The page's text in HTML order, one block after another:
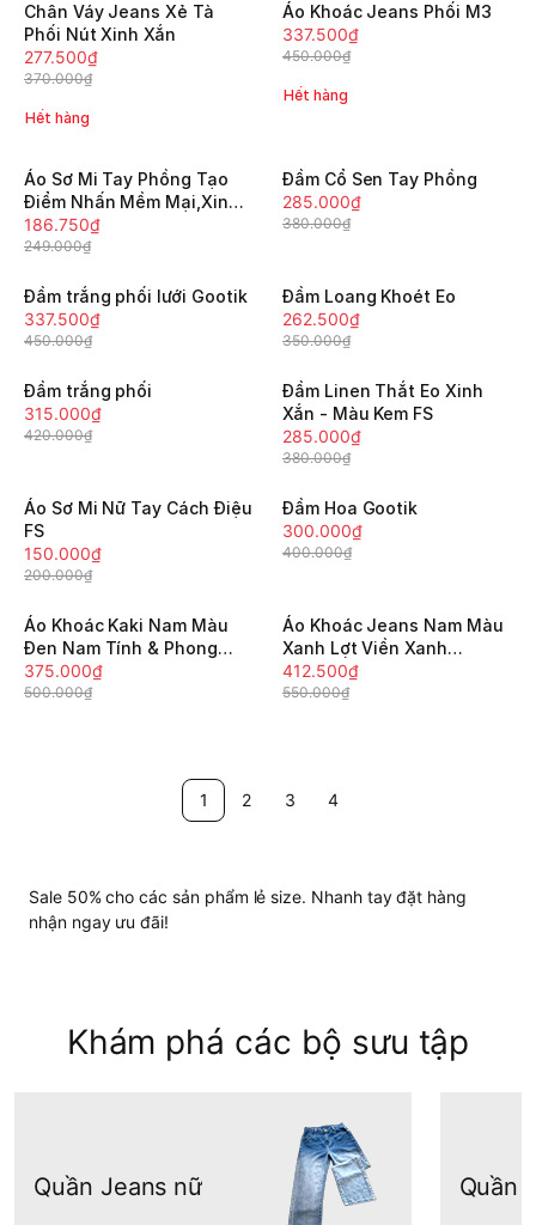
-25%
Chân Váy Jeans Xẻ Tà
Phối Nút Xinh Xắn
277.500₫
370.000₫
Hết hàng
-25%
Áo Khoác Jeans Phối M3
337.500₫
450.000₫
Hết hàng
-25%
Áo Sơ Mi Tay Phồng Tạo
Điểm Nhấn Mềm Mại,Xinh
Xắn-Gootik Fashion
186.750₫
249.000₫
-25%
Đầm Cổ Sen Tay Phồng
285.000₫
380.000₫
-25%
Đầm trắng phối lưới Gootik
337.500₫
450.000₫
-25%
Đầm Loang Khoét Eo
262.500₫
350.000₫
-25%
Đầm trắng phối
315.000₫
420.000₫
-25%
Đầm Linen Thắt Eo Xinh
Xắn - Màu Kem FS
285.000₫
380.000₫
-25%
Áo Sơ Mi Nữ Tay Cách Điệu
FS
150.000₫
200.000₫
-25%
Đầm Hoa Gootik
300.000₫
400.000₫
-25%
Áo Khoác Kaki Nam Màu
Đen Nam Tính & Phong
Cách GOOTIK Fashion -
AKM-019
375.000₫
500.000₫
-25%
Áo Khoác Jeans Nam Màu
Xanh Lợt Viền Xanh
GOOTIK Fashion - AKM-
018
412.500₫
550.000₫
1 2 3 4
Sale 50% cho các sản phẩm lẻ size. Nhanh tay đặt hàng
nhận ngay ưu đãi!
Khám phá các bộ sưu tập
Quần Jeans nữ Quần